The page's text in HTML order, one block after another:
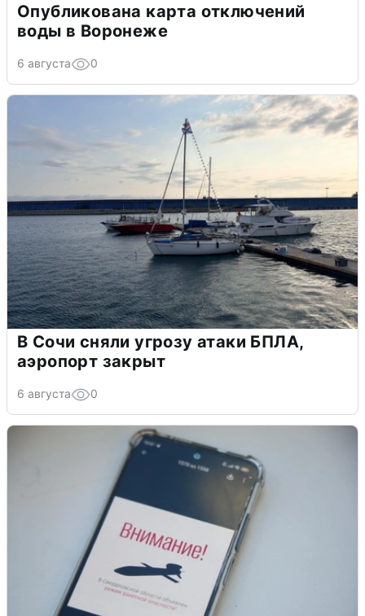
Опубликована карта отключений
воды в Воронеже
6 августа 0
В Сочи сняли угрозу атаки БПЛА,
аэропорт закрыт
6 августа 0